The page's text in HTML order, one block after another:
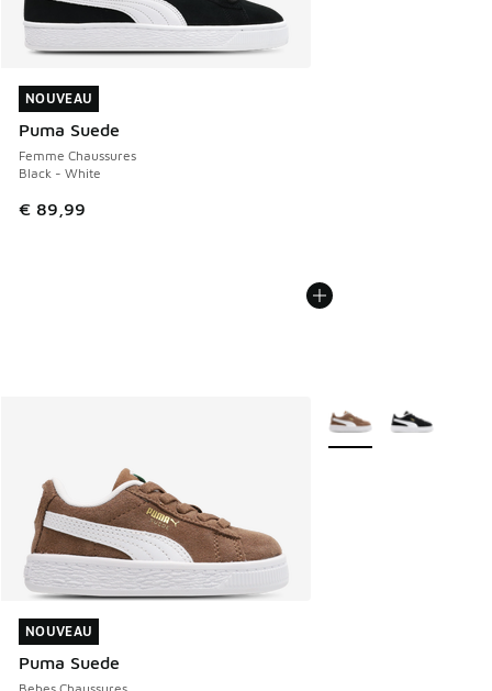
NOUVEAU
Puma Suede
Femme Chaussures
Black - White
€ 89,99
NOUVEAU
NOUVEAU
Puma Suede
NOUVEAU
Plus de couleurs